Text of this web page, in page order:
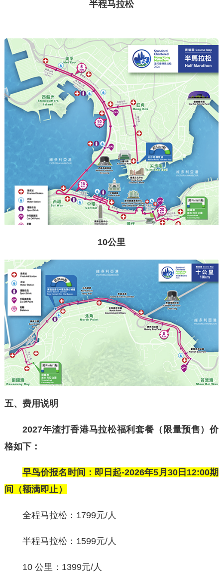
半程马拉松
10公里
五、费用说明
2027年渣打香港马拉松福利 套餐（限量预售）价
格如下：
早鸟价报名时间：即日起-2026年5月30日12:00期
间（额满即止）
全程马拉松：1799元/人
半程马拉松：1599元/人
10 公里：1399元/人